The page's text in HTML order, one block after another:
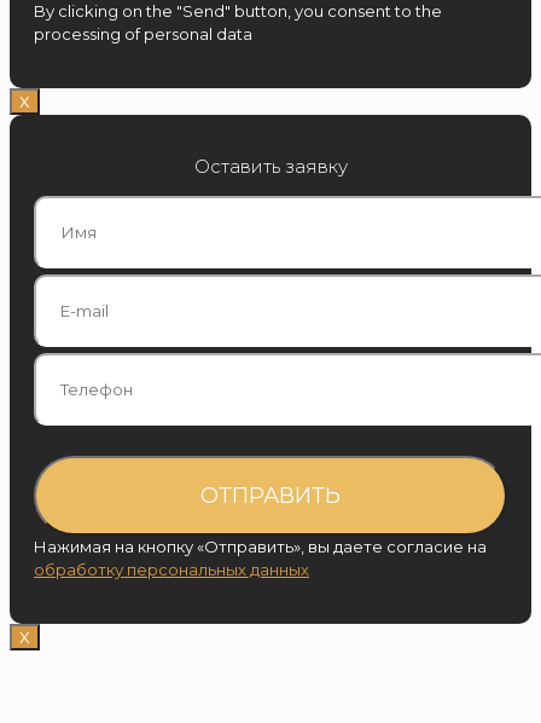
By clicking on the "Send" button, you consent to the
processing of personal data
Х
Оставить заявку
Нажимая на кнопку «Отправить», вы даете согласие на
обработку персональных данных
Х